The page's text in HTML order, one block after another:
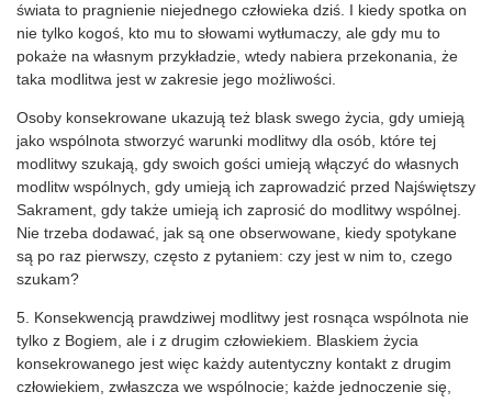
świata to pragnienie niejednego człowieka dziś. I kiedy spotka on
nie tylko kogoś, kto mu to słowami wytłumaczy, ale gdy mu to
pokaże na własnym przykładzie, wtedy nabiera przekonania, że
taka modlitwa jest w zakresie jego możliwości.
Osoby konsekrowane ukazują też blask swego życia, gdy umieją
jako wspólnota stworzyć warunki modlitwy dla osób, które tej
modlitwy szukają, gdy swoich gości umieją włączyć do własnych
modlitw wspólnych, gdy umieją ich zaprowadzić przed Najświętszy
Sakrament, gdy także umieją ich zaprosić do modlitwy wspólnej.
Nie trzeba dodawać, jak są one obserwowane, kiedy spotykane
są po raz pierwszy, często z pytaniem: czy jest w nim to, czego
szukam?
5. Konsekwencją prawdziwej modlitwy jest rosnąca wspólnota nie
tylko z Bogiem, ale i z drugim człowiekiem. Blaskiem życia
konsekrowanego jest więc każdy autentyczny kontakt z drugim
człowiekiem, zwłaszcza we wspólnocie; każde jednoczenie się,